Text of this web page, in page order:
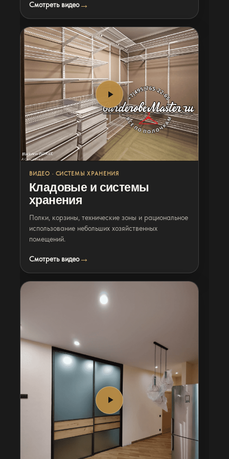
Смотреть видео
ВИДЕО · СИСТЕМЫ ХРАНЕНИЯ
Кладовые и системы
хранения
Полки, корзины, технические зоны и рациональное
использование небольших хозяйственных
помещений.
Смотреть видео